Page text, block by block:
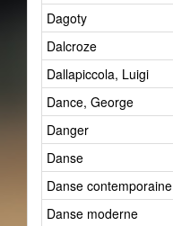
Dagoty
Dalcroze
Dallapiccola, Luigi
Dance, George
Danger
Danse
Danse contemporaine
Danse moderne